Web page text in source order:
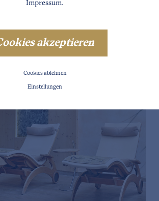
Impressum.
akzeptieren
Cookies ablehnen
Einstellungen